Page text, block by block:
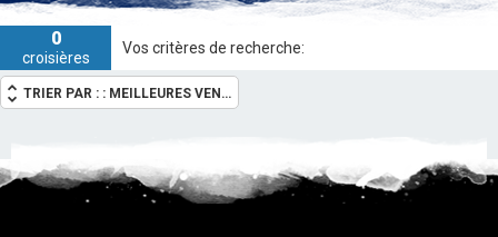
0
croisières
Vos critères de recherche:
TRIER PAR : : MEILLEURES VENTES